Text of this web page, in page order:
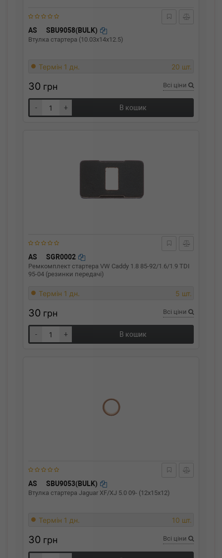
AS SBU9058(BULK)
Втулка стартера (10.03x14x12.5)
Термін 1 дн. 20 шт.
30 грн Всі ціни
- + В кошик
AS SGR0002
Ремкомплект стартера VW Caddy 1.8 85-92/1.6/1.9 TDI
95-04 (резинки передачі)
Термін 1 дн. 5 шт.
30 грн Всі ціни
- + В кошик
AS SBU9053(BULK)
Втулка стартера Jaguar XF/XJ 5.0 09- (12x15x12)
Термін 1 дн. 10 шт.
30 грн Всі ціни